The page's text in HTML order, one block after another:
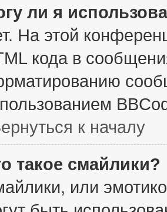
ли я
На этой
кода в
к началу
такое смайлики?
или